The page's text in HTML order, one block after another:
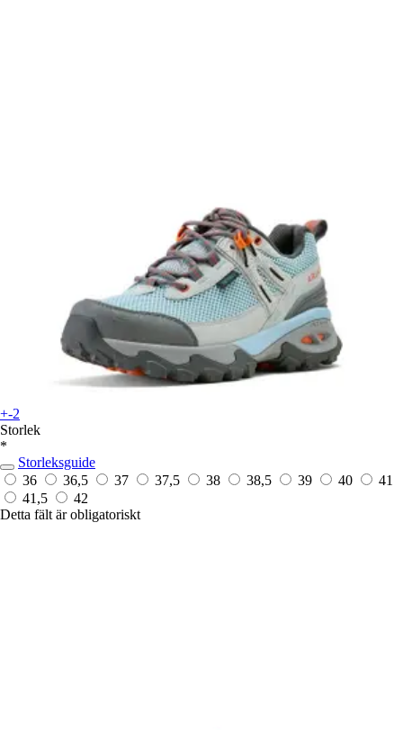
+-2
Storlek
*
Storleksguide
36
36,5 37 37,5 38 38,5 39 40
41
41,5
42
Detta fält är obligatoriskt